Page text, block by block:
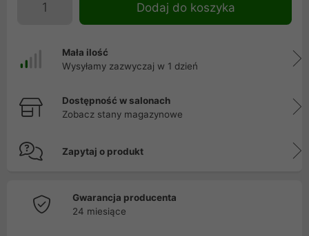
Dodaj do koszyka
Mała ilość
Wysyłamy zazwyczaj w 1 dzień
Dostępność w salonach
Zobacz stany magazynowe
Zapytaj o produkt
Gwarancja producenta
24 miesiące